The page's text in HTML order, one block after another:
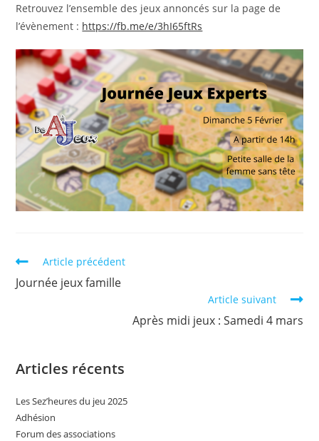
Retrouvez l’ensemble des jeux annoncés sur la page de
l’évènement : https://fb.me/e/3hI65ftRs
Read
articles
Article précédent
Journée jeux famille
Article suivant
Après midi jeux : Samedi 4 mars
Articles récents
Les Sez’heures du jeu 2025
Adhésion
Forum des associations